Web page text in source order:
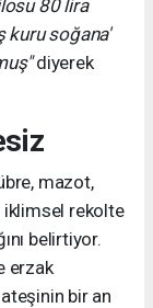
80 lira
kuru soğana'
diyerek
mazot,
iklimsel rekolte
belirtiyor.
erzak
bir an